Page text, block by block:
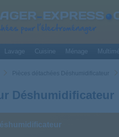
Lavage Cuisine Ménage
Pièces détachées Déshumidificateur
Déshumidificateur